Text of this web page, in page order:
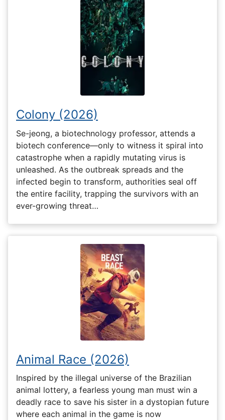
Colony (2026)
Se-jeong, a biotechnology professor, attends a
biotech conference—only to witness it spiral into
catastrophe when a rapidly mutating virus is
unleashed. As the outbreak spreads and the
infected begin to transform, authorities seal off
the entire facility, trapping the survivors with an
ever-growing threat…
Animal Race (2026)
Inspired by the illegal universe of the Brazilian
animal lottery, a fearless young man must win a
deadly race to save his sister in a dystopian future
where each animal in the game is now